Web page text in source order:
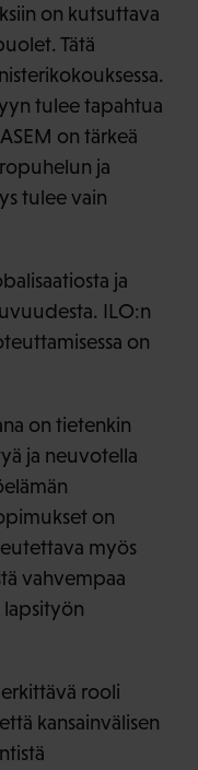
on kutsuttava
Tätä
tulee tapahtua
on tärkeä
ja
tulee vain
ja
ILO:n
on
on tietenkin
ja neuvotella
on
myös
vahvempaa
rooli
kansainvälisen